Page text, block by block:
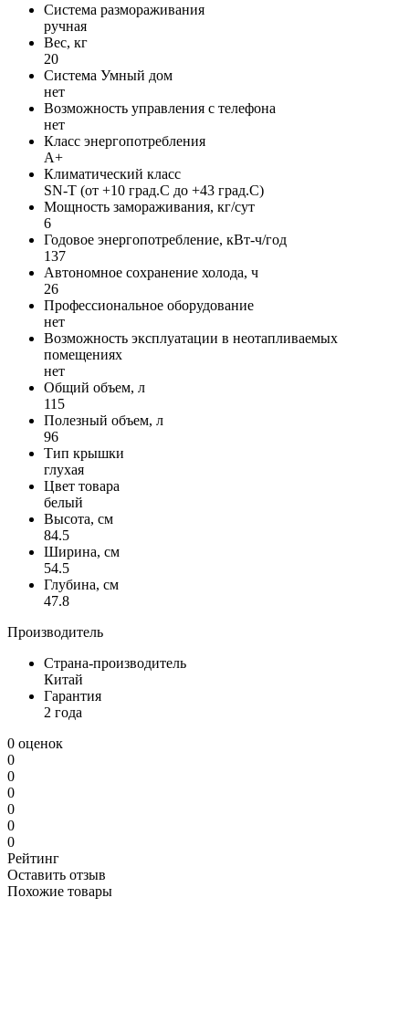
Система размораживания
ручная
Вес, кг
20
Система Умный дом
нет
Возможность управления с телефона
нет
Класс энергопотребления
A+
Климатический класс
SN-T (от +10 град.C до +43 град.C)
Мощность замораживания, кг/сут
6
Годовое энергопотребление, кВт-ч/год
137
Автономное сохранение холода, ч
26
Профессиональное оборудование
нет
Возможность эксплуатации в неотапливаемых
помещениях
нет
Общий объем, л
115
Полезный объем, л
96
Тип крышки
глуxая
Цвет товара
белый
Высота, см
84.5
Ширина, см
54.5
Глубина, см
47.8
Производитель
Страна-производитель
Китай
Гарантия
2 года
0 оценок
0
0
0
0
0
0
Рейтинг
Оставить отзыв
Похожие товары